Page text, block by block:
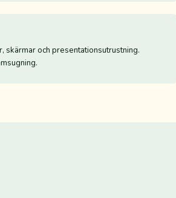
skärmar och presentationsutrustning.